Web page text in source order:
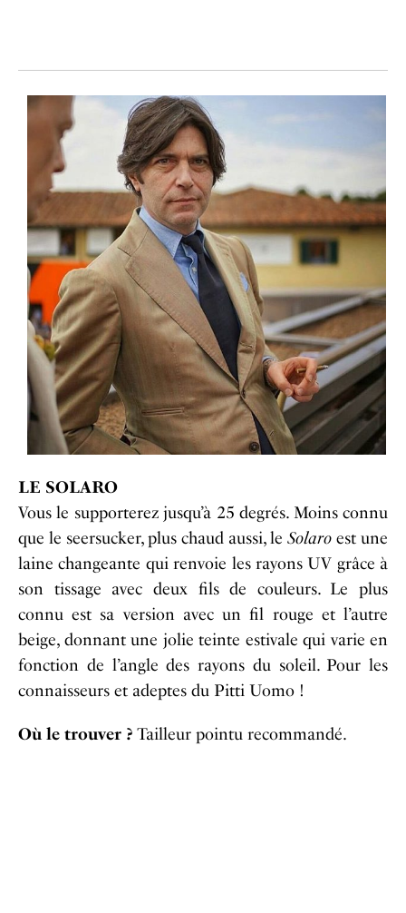
LE SOLARO
Vous le supporterez jusqu’à 25 degrés. Moins connu
que le seersucker, plus chaud aussi, le Solaro est une
laine changeante qui renvoie les rayons UV grâce à
son tissage avec deux fils de couleurs. Le plus
connu est sa version avec un fil rouge et l’autre
beige, donnant une jolie teinte estivale qui varie en
fonction de l’angle des rayons du soleil. Pour les
connaisseurs et adeptes du Pitti Uomo !
Où le trouver ? Tailleur pointu recommandé.